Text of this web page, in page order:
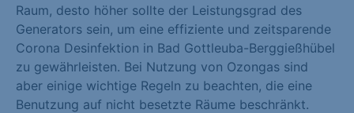
Raum, desto höher sollte der Leistungsgrad des
Generators sein, um eine effiziente und zeitsparende
Corona Desinfektion in Bad Gottleuba-Berggießhübel
zu gewährleisten. Bei Nutzung von Ozongas sind
aber einige wichtige Regeln zu beachten, die eine
Benutzung auf nicht besetzte Räume beschränkt.